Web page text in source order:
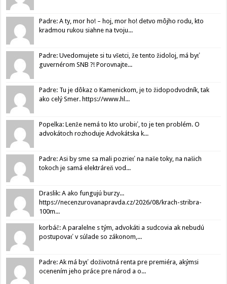
Padre: A ty, mor ho! – hoj, mor ho! detvo môjho rodu, kto
kradmou rukou siahne na tvoju...
Padre: Uvedomujete si tu všetci, že tento židoloj, má byť
guvernérom SNB ?! Porovnajte...
Padre: Tu je dôkaz o Kamenickom, je to židopodvodník, tak
ako celý Smer. https://www.hl...
Popelka: Lenže nemá to kto urobiť, to je ten problém. O
advokátoch rozhoduje Advokátska k...
Padre: Asi by sme sa mali pozrieť na naše toky, na našich
tokoch je samá elektráreň vod...
Draslik: A ako fungujú burzy...
https://necenzurovanapravda.cz/2026/08/krach-stribra-
100m...
korbáč: A paralelne s tým, advokáti a sudcovia ak nebudú
postupovať v súlade so zákonom,...
Padre: Ak má byť doživotná renta pre premiéra, akýmsi
ocenením jeho práce pre národ a o...